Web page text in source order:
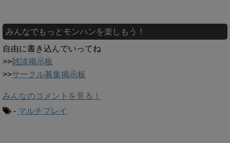
みんなでもっとモンハンを楽しもう！
自由に書き込んでいってね
>>雑談掲示板
>>サークル募集掲示板
みんなのコメントを見る！
- マルチプレイ